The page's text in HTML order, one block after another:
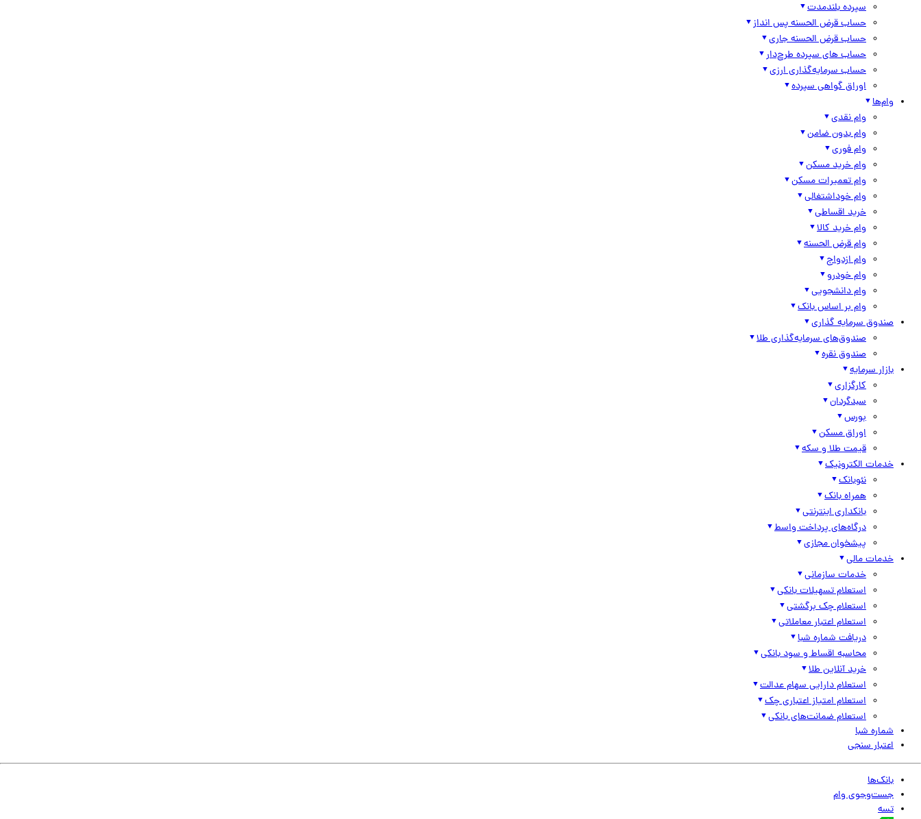
سپرده بلندمدت
حساب قرض الحسنه پس انداز
حساب قرض الحسنه جاری
حساب های سپرده طرح‌دار
حساب سرمایه‌گذاری ارزی
اوراق گواهی سپرده
وام‌ها
وام نقدی
وام بدون ضامن
وام فوری
وام خرید مسکن
وام تعمیرات مسکن
وام خوداشتغالی
خرید اقساطی
وام خرید کالا
وام قرض الحسنه
وام ازدواج
وام خودرو
وام دانشجویی
وام بر اساس بانک
صندوق سرمایه گذاری
صندوق‌های سرمایه‌گذاری طلا
صندوق نقره
بازار سرمایه
کارگزاری
سبدگردان
بورس
اوراق مسکن
قیمت طلا و سکه
خدمات الکترونیک
نئوبانک
همراه بانک
بانکداری اینترنتی
درگاه‌های پرداخت واسط
پیشخوان مجازی
خدمات مالی
خدمات سازمانی
استعلام تسهیلات بانکی
استعلام چک برگشتی
استعلام اعتبار معاملاتی
دریافت شماره شبا
محاسبه اقساط و سود بانکی
خرید آنلاین طلا
استعلام دارایی سهام عدالت
استعلام امتیاز اعتباری چک
استعلام ضمانت‌های بانکی
شماره شبا
اعتبار سنجی
بانک‌ها
جست‌وجوی وام
تسه